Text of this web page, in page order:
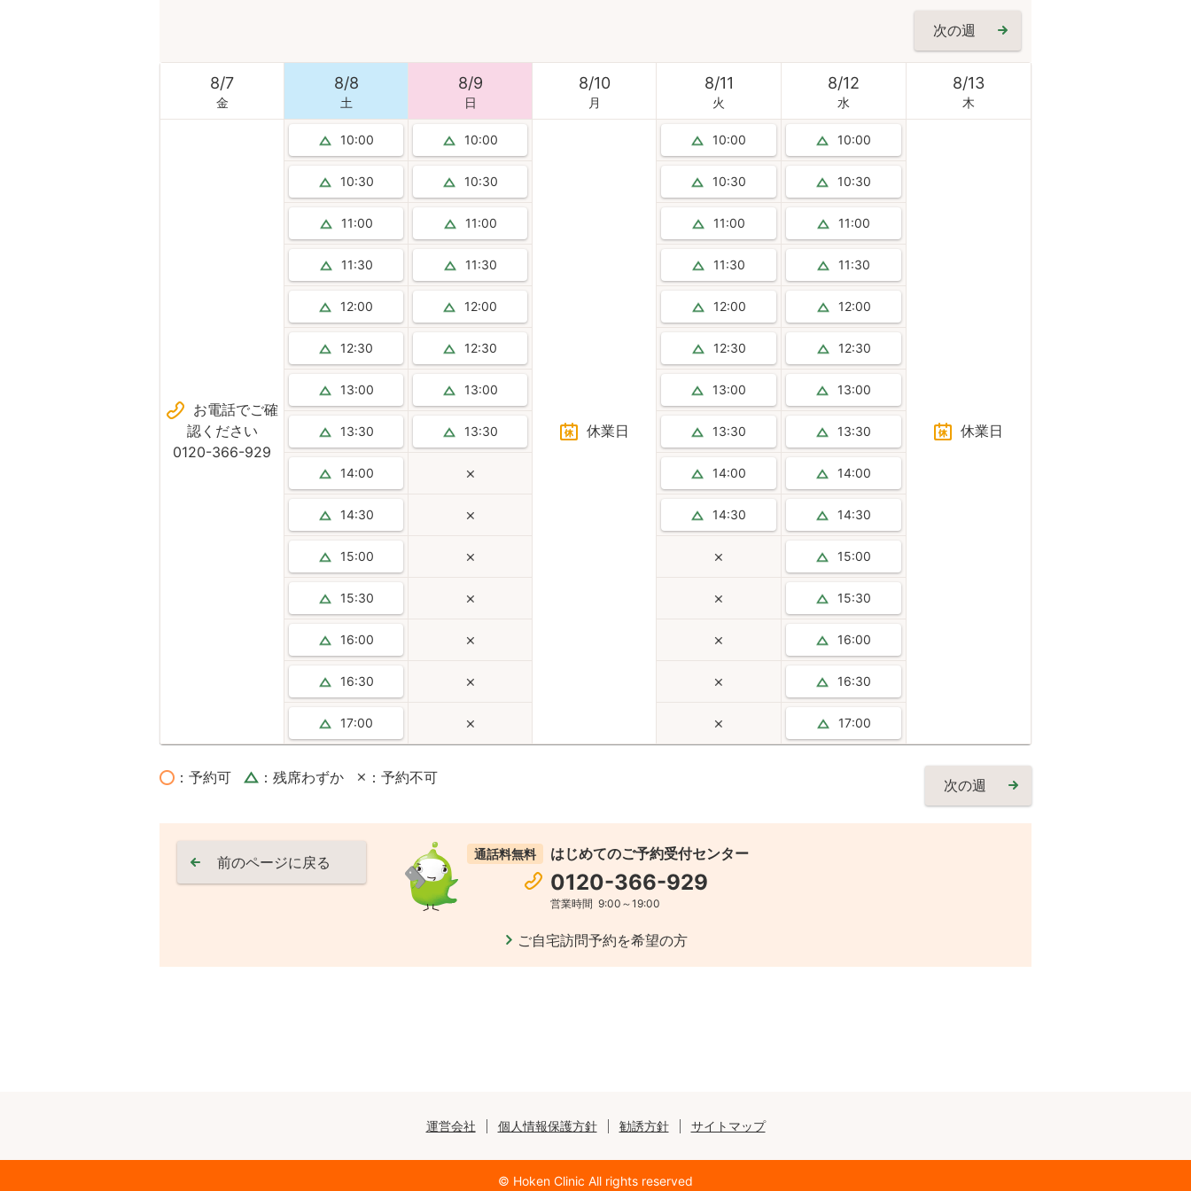
次の週
8/7
金
8/8
土
8/9
日
8/10
月
8/11
火
8/12
水
8/13
木
お電話でご確
認ください
0120-366-929
10:00 10:00
休業日
10:00 10:00
休業日
10:30 10:30 10:30 10:30
11:00 11:00 11:00 11:00
11:30 11:30 11:30 11:30
12:00 12:00 12:00 12:00
12:30 12:30 12:30 12:30
13:00 13:00 13:00 13:00
13:30 13:30 13:30 13:30
14:00 14:00 14:00
14:30 14:30 14:30
15:00 15:00
15:30 15:30
16:00 16:00
16:30 16:30
17:00 17:00
次の週
：予約可 ：残席わずか ：予約不可
前のページに戻る 通話料無料 はじめてのご予約受付センター
0120-366-929
営業時間 9:00～19:00
ご自宅訪問予約を希望の方
運営会社 個人情報保護方針 勧誘方針 サイトマップ
© Hoken Clinic All rights reserved